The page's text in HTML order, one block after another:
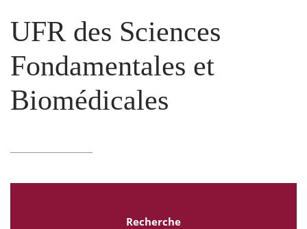
UFR des Sciences
Fondamentales et
Biomédicales
Recherche